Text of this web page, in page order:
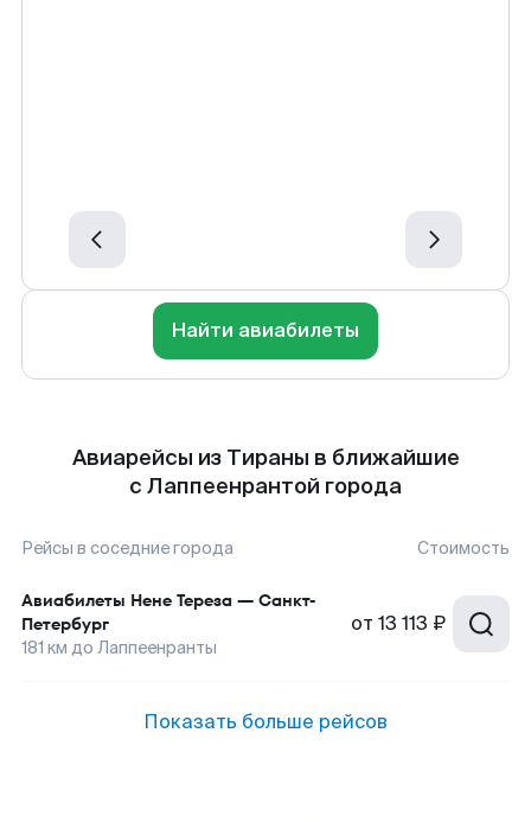
Найти авиабилеты
Авиарейсы из Тираны в ближайшие
с Лаппеенрантой города
Рейсы в соседние города Стоимость
Авиабилеты Нене Тереза — Санкт-
Петербург
181 км до Лаппеенранты
от 13 113 ₽
Показать больше рейсов